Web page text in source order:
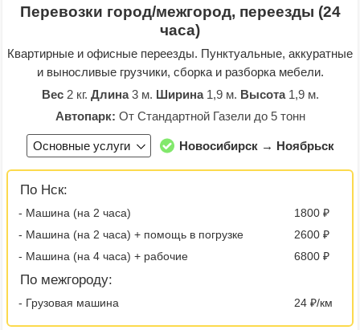
Перевозки город/межгород, переезды (24
часа)
Квартирные и офисные переезды. Пунктуальные, аккуратные
и выносливые грузчики, сборка и разборка мебели.
Вес2 кг. Длина3 м. Ширина1,9 м. Высота1,9 м.
Автопарк: От Стандартной Газели до 5 тонн
Основные услуги Новосибирск → Ноябрьск
По Нск:
- Машина (на 2 часа)
1800 ₽
- Машина (на 2 часа) + помощь в погрузке
2600 ₽
- Машина (на 4 часа) + рабочие
6800 ₽
По межгороду:
- Грузовая машина 24 ₽/км